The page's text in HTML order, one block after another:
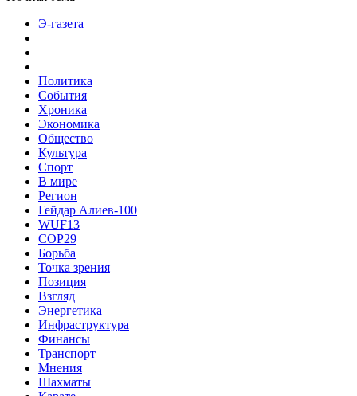
Э-газета
Политика
События
Хроника
Экономика
Общество
Культура
Спорт
В мире
Регион
Гейдар Алиев-100
WUF13
COP29
Борьба
Точка зрения
Позиция
Взгляд
Энергетика
Инфраструктура
Финансы
Транспорт
Мнения
Шахматы